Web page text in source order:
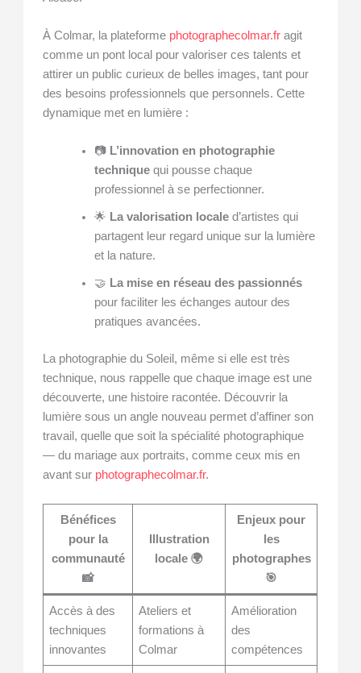
À Colmar, la plateforme photographecolmar.fr agit
comme un pont local pour valoriser ces talents et
attirer un public curieux de belles images, tant pour
des besoins professionnels que personnels. Cette
dynamique met en lumière :
📷 L’innovation en photographie
techniquequi pousse chaque
professionnel à se perfectionner.
🌟 La valorisation localed’artistes qui
partagent leur regard unique sur la lumière
et la nature.
🤝 La mise en réseau des passionnés
pour faciliter les échanges autour des
pratiques avancées.
La photographie du Soleil, même si elle est très
technique, nous rappelle que chaque image est une
découverte, une histoire racontée. Découvrir la
lumière sous un angle nouveau permet d’affiner son
travail, quelle que soit la spécialité photographique
— du mariage aux portraits, comme ceux mis en
avant sur photographecolmar.fr.
Bénéfices
pour la
communauté
📸
Illustration
locale 🌍
Enjeux pour
les
photographes
🎯
Accès à des
techniques
innovantes
Ateliers et
formations à
Colmar
Amélioration
des
compétences